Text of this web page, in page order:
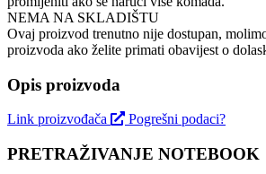
NEMA NA SKLADIŠTU
Ovaj proizvod trenutno nije dostupan,
proizvoda ako želite primati obavijest o
Opis proizvoda
Link proizvođača Pogrešni podaci?
PRETRAŽIVANJE NOTEBOOK